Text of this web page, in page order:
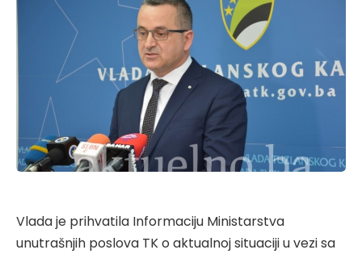
Vlada je prihvatila Informaciju Ministarstva
unutrašnjih poslova TK o aktualnoj situaciji u vezi sa